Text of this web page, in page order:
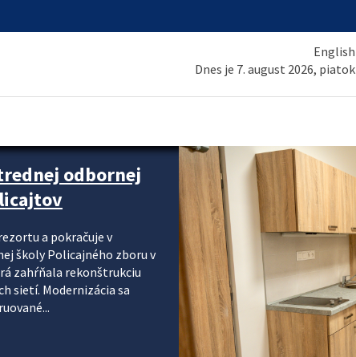
English
Dnes je 7. august 2026, piatok
odbornej
a pokračuje v
školy Policajného zboru v
zahŕňala rekonštrukciu
sietí. Modernizácia sa